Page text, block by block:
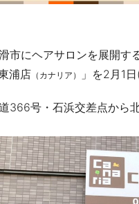
市にヘアサロンを展開す
浦店 （カナリア） 」を2月1
366号・石浜交差点から